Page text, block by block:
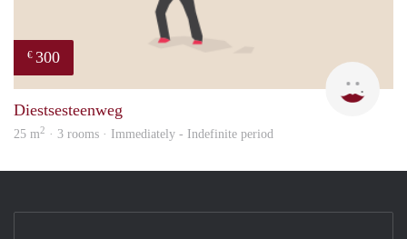
€ 300
Diestsesteenweg
25 m2 · 3 rooms · Immediately - Indefinite period